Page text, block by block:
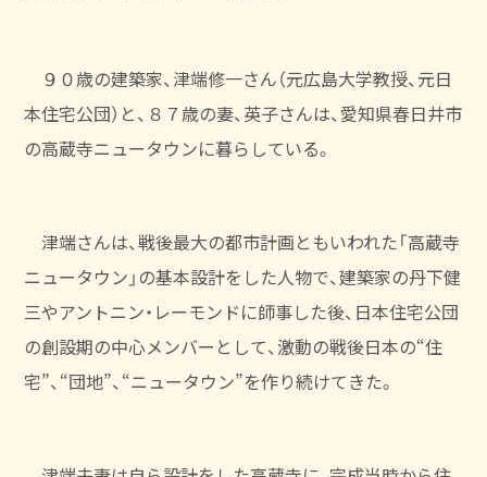
９０歳の建築家、津端修一さん（元広島大学教授、元日
本住宅公団）と、 ８７歳の妻、英子さんは、愛知県春日井市
の高蔵寺ニュータウンに暮らしている。
津端さんは、戦後最大の都市計画ともいわれた「高蔵寺
ニュータウン」の基本設計をした人物で、建築家の丹下健
三やアントニン・レーモンドに師事した後、 日本住宅公団
の創設期の中心メンバーとして、激動の戦後日本の“住
宅”、“団地”、“ニュータウン”を作り続けてきた。